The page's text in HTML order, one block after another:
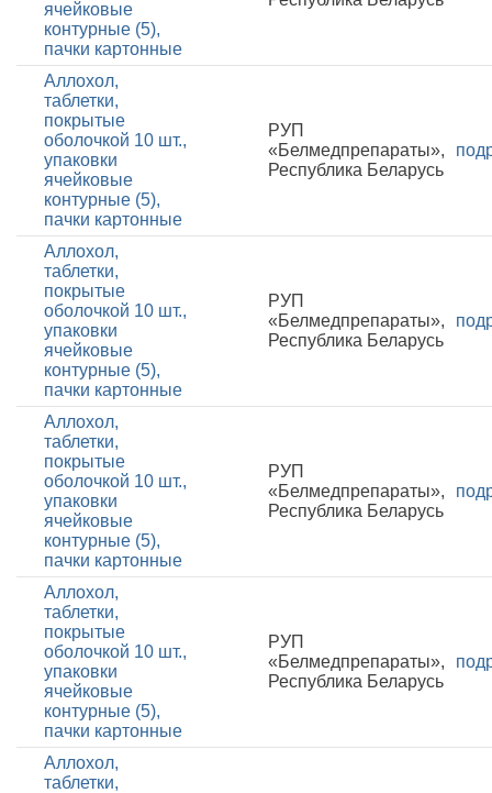
ячейковые
контурные (5),
пачки картонные
Аллохол,
таблетки,
покрытые
оболочкой 10 шт.,
упаковки
ячейковые
контурные (5),
пачки картонные
РУП
«Белмедпрепараты»,
Республика Беларусь
Аллохол,
таблетки,
покрытые
оболочкой 10 шт.,
упаковки
ячейковые
контурные (5),
пачки картонные
РУП
«Белмедпрепараты»,
Республика Беларусь
Аллохол,
таблетки,
покрытые
оболочкой 10 шт.,
упаковки
ячейковые
контурные (5),
пачки картонные
РУП
«Белмедпрепараты»,
Республика Беларусь
Аллохол,
таблетки,
покрытые
оболочкой 10 шт.,
упаковки
ячейковые
контурные (5),
пачки картонные
РУП
«Белмедпрепараты»,
Республика Беларусь
Аллохол,
таблетки,